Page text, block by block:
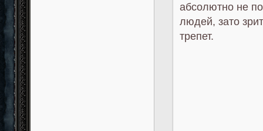
абсолютно не
людей, зато
трепет.